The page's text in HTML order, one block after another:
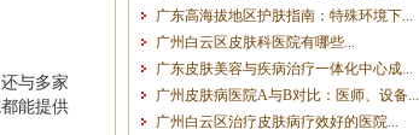
与多家
能提供
广东高海拔地区护肤指南：特殊环境下...
广州白云区皮肤科医院有哪些...
广东皮肤美容与疾病治疗一体化中心成...
广州皮肤病医院A与B对比：医师、设备...
广州白云区治疗皮肤病疗效好的医院...